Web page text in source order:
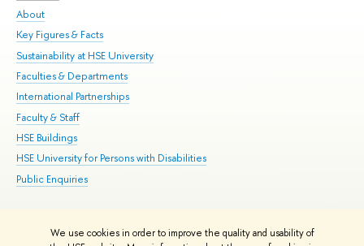
We use cookies in order to improve the quality and usability of
About
Key Figures & Facts
Sustainability at HSE University
Faculties & Departments
International Partnerships
Faculty & Staff
HSE Buildings
HSE University for Persons with Disabilities
Public Enquiries